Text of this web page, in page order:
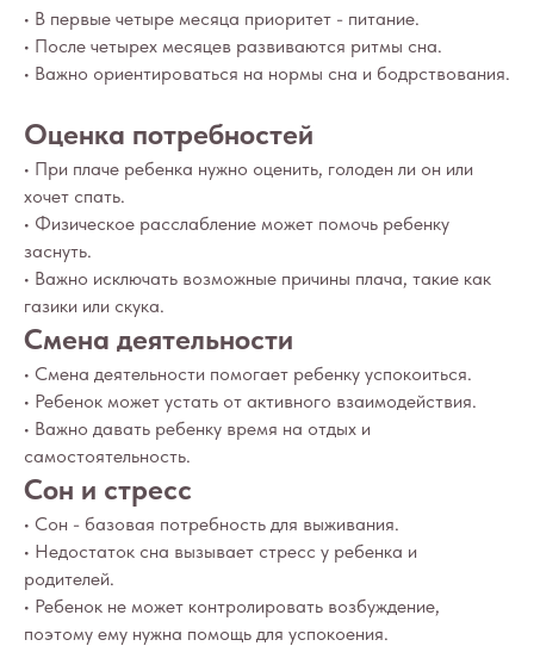
• В первые четыре месяца приоритет - питание.
• После четырех месяцев развиваются ритмы сна.
• Важно ориентироваться на нормы сна и бодрствования.
Оценка потребностей
• При плаче ребенка нужно оценить, голоден ли он или
хочет спать.
• Физическое расслабление может помочь ребенку
заснуть.
• Важно исключать возможные причины плача, такие как
газики или скука.
Смена деятельности
• Смена деятельности помогает ребенку успокоиться.
• Ребенок может устать от активного взаимодействия.
• Важно давать ребенку время на отдых и
самостоятельность.
Сон и стресс
• Сон - базовая потребность для выживания.
• Недостаток сна вызывает стресс у ребенка и
родителей.
• Ребенок не может контролировать возбуждение,
поэтому ему нужна помощь для успокоения.